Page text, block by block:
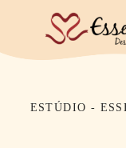
ESTÚDIO -